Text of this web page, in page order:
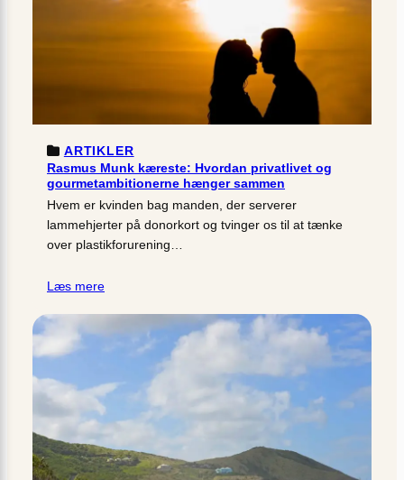
ARTIKLER
Rasmus Munk kæreste: Hvordan privatlivet og
gourmetambitionerne hænger sammen
Hvem er kvinden bag manden, der serverer
lammehjerter på donorkort og tvinger os til at tænke
over plastikforurening…
Læs mere